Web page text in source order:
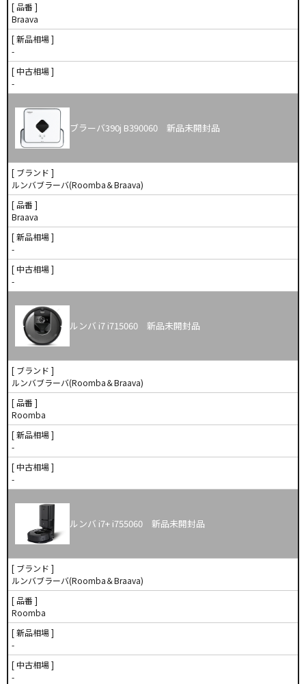
[ 品番 ]
Braava
[ 新品相場 ]
-
[ 中古相場 ]
-
ブラーバ390j B390060 新品未開封品
[ ブランド ]
ルンバブラーバ(Roomba＆Braava)
[ 品番 ]
Braava
[ 新品相場 ]
-
[ 中古相場 ]
-
ルンバ i7 i715060 新品未開封品
[ ブランド ]
ルンバブラーバ(Roomba＆Braava)
[ 品番 ]
Roomba
[ 新品相場 ]
-
[ 中古相場 ]
-
ルンバ i7+ i755060 新品未開封品
[ ブランド ]
ルンバブラーバ(Roomba＆Braava)
[ 品番 ]
Roomba
[ 新品相場 ]
-
[ 中古相場 ]
-